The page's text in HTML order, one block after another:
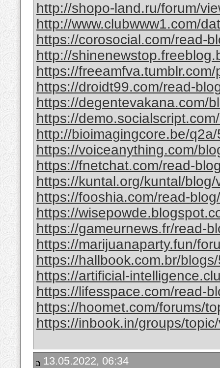
http://shopo-land.ru/forum/
http://www.clubwww1.com/
https://corosocial.com/read-
http://
https://
https://droidt99.com/read-
https://degentevakana.com/
https://
http://bioimagingcore.be/
https://voiceanything.com/
https://fnetchat.com/read-
https://kuntal.org/kuntal/
https://fooshia.com/read-
https://
https://gameurnews.fr/read-
https://marijuanaparty.fun/
https://hallbook.com.br/
https://artificial-
https://lifesspace.com/read-
https://hoomet.com/forums/
https://inbook.in/groups/
13.05.2022, 06:34